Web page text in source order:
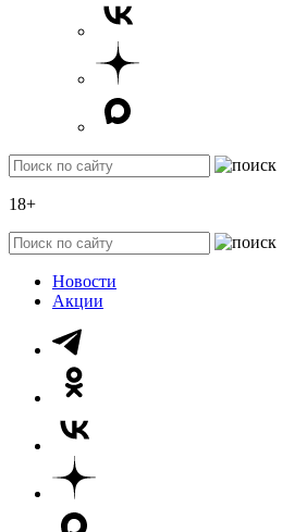
18+
Новости
Акции